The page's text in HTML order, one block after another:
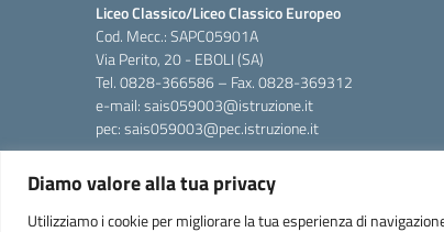
Diamo valore alla tua privacy
Utilizziamo i cookie per migliorare la tua esperienza di
Liceo Classico/Liceo Classico Europeo
Cod. Mecc.: SAPC05901A
Via Perito, 20 - EBOLI (SA)
Tel. 0828-366586 – Fax. 0828-369312
e-mail: sais059003@istruzione.it
pec: sais059003@pec.istruzione.it